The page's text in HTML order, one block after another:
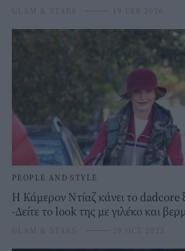
GLAM & STARS ⸻ 19 FEB 2026
PEOPLE AND STYLE
Η Κάμερον Ντίαζ κάνει το dadcore
-Δείτε το look της με γιλέκο και
GLAM & STARS ⸻ 29 OCT 2025